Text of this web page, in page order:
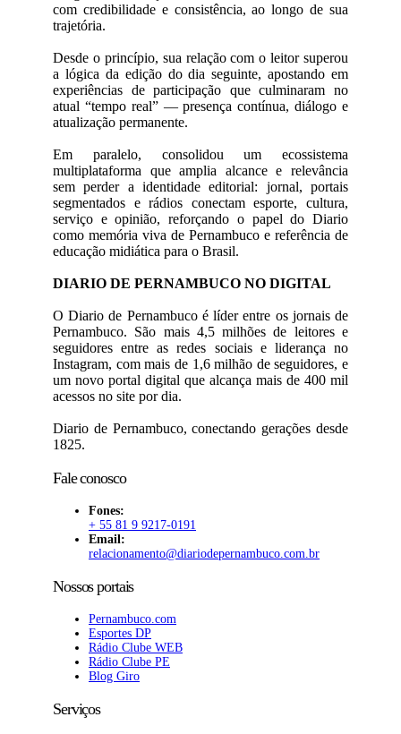
com credibilidade e consistência, ao longo de sua
trajetória.
Desde o princípio, sua relação com o leitor superou
a lógica da edição do dia seguinte, apostando em
experiências de participação que culminaram no
atual “tempo real” — presença contínua, diálogo e
atualização permanente.
Em paralelo, consolidou um ecossistema
multiplataforma que amplia alcance e relevância
sem perder a identidade editorial: jornal, portais
segmentados e rádios conectam esporte, cultura,
serviço e opinião, reforçando o papel do Diario
como memória viva de Pernambuco e referência de
educação midiática para o Brasil.
DIARIO DE PERNAMBUCO NO DIGITAL
O Diario de Pernambuco é líder entre os jornais de
Pernambuco. São mais 4,5 milhões de leitores e
seguidores entre as redes sociais e liderança no
Instagram, com mais de 1,6 milhão de seguidores, e
um novo portal digital que alcança mais de 400 mil
acessos no site por dia.
Diario de Pernambuco, conectando gerações desde
1825.
Fale conosco
Fones:
+ 55 81 9 9217-0191
Email:
relacionamento@diariodepernambuco.com.br
Nossos portais
Pernambuco.com
Esportes DP
Rádio Clube WEB
Rádio Clube PE
Blog Giro
Serviços